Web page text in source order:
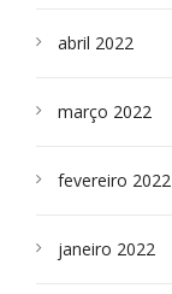
abril 2022
março 2022
fevereiro 2022
janeiro 2022